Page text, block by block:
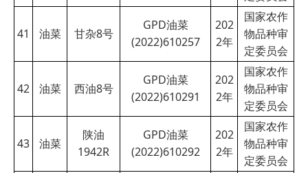
41 油菜 甘杂8号
GPD油菜
(2022)610257
202
2年
国家农作
物品种审
定委员会
42 油菜 西油8号
GPD油菜
(2022)610291
202
2年
国家农作
物品种审
定委员会
43 油菜
陕油
1942R
GPD油菜
(2022)610292
202
2年
国家农作
物品种审
定委员会